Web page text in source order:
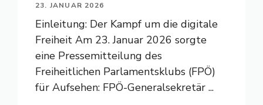
23. JANUAR 2026
Einleitung: Der Kampf um die digitale
Freiheit Am 23. Januar 2026 sorgte
eine Pressemitteilung des
Freiheitlichen Parlamentsklubs (FPÖ)
für Aufsehen: FPÖ-Generalsekretär ...